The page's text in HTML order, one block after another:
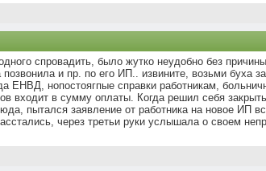
спровадить, было жутко неудобно без
позвонила и пр. по его ИП.. извините, возьми буха
ЕНВД, нопостоягпые справки работникам,
входит в сумму оплаты. Когда решил себя
пытался заявление от работника на новое ИП
через третьи руки услышала о своем